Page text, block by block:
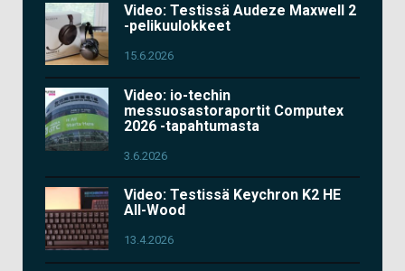
Video: Testissä Audeze Maxwell 2
-pelikuulokkeet
15.6.2026
Video: io-techin
messuosastoraportit Computex
2026 -tapahtumasta
3.6.2026
Video: Testissä Keychron K2 HE
All-Wood
13.4.2026